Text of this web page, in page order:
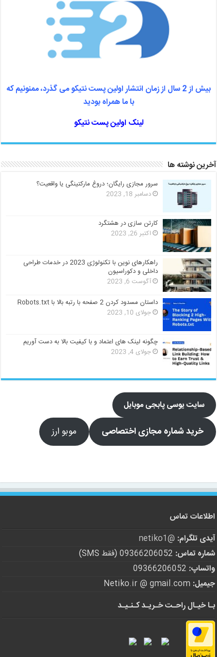
بیش از 2 سال از زمان انتشار اولین پست نتیکو می گذرد، ممنونیم که
با ما همراه بودید
لینک اولین پست نتیکو
آخرین نوشته ها
سرور مجازی رایگان؛ دروغ مارکتینگی یا واقعیت؟
دسامبر 18, 2023
کارتن سازی در هشتگرد
اکتبر 26, 2023
راهکارهای نوین با تکنولوژی 2023 در خدمات طراحی
داخلی و دکوراسیون
آگوست 6, 2023
داستان مسدود کردن 2 صفحه با رتبه بالا با Robots.txt
جولای 10, 2023
چگونه لینک های اعتماد و با کیفیت بالا به دست آوریم
جولای 4, 2023
سایت یوسی پابجی موبایل
خرید شماره مجازی اختصاصی موبو ارز
اطلاعات تماس
آیدی تلگرام: @netiko1
شماره تماس:
واتساپ:
جیمیل:
بـا خیـال راحـت خـریـد کـنـیـد